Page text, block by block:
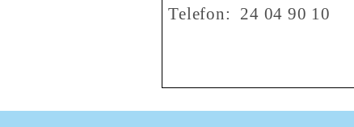
Telefon: 24 04 90 10